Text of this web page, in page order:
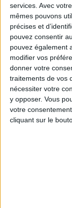
services. Avec
mêmes pouvons
précises et
pouvez consentir
pouvez également
modifier vos
donner votre
traitements de vos
nécessiter votre
y opposer. Vous
votre
cliquant sur le
15